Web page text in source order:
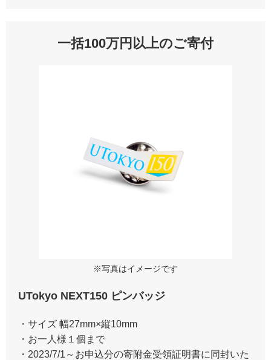
一括100万円以上のご寄付
※写真はイメージです
UTokyo NEXT150 ピンバッジ
・サイズ 幅27mm×縦10mm
・お一人様１個まで
・2023/7/1～お申込分の寄附金受領証明書に同封いた